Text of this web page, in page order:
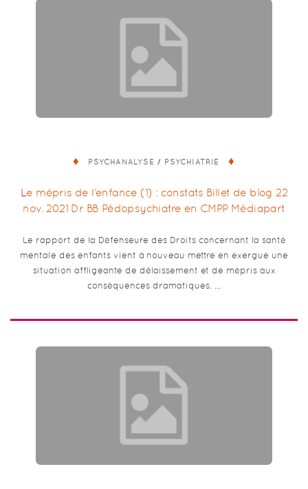
PSYCHANALYSE / PSYCHIATRIE
Le mépris de l’enfance (1) : constats Billet de blog 22
nov. 2021 Dr BB Pédopsychiatre en CMPP Médiapart
Le rapport de la Défenseure des Droits concernant la santé
mentale des enfants vient à nouveau mettre en exergue une
situation affligeante de délaissement et de mépris aux
conséquences dramatiques. …